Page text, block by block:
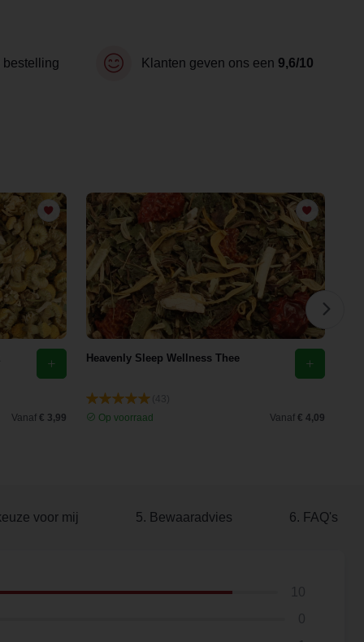
bestelling Klanten geven ons een 9,6/10
Vanaf € 3,99
Heavenly Sleep Wellness Thee
Op voorraad
Vanaf € 4,09
voor mij 5. Bewaaradvies 6. FAQ's